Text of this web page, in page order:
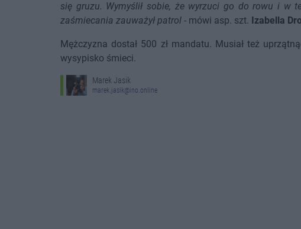
się gruzu. Wymyślił sobie, że wyrzuci go do rowu i w
zaśmiecania zauważył patrol - mówi asp. szt. Izabella
Mężczyzna dostał 500 zł mandatu. Musiał też
wysypisko śmieci.
Marek Jasik
marek.jasik@ino.online